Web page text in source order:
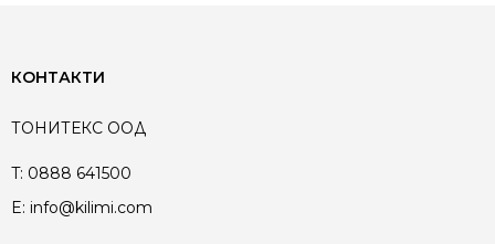
КОНТАКТИ
ТОНИТЕКС ООД
T: 0888 641500
E: info@kilimi.com